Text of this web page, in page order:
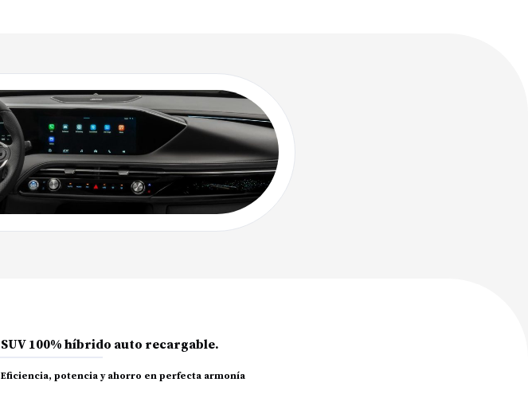
SUV 100% híbrido auto recargable.
Eficiencia, potencia y ahorro en perfecta armonía